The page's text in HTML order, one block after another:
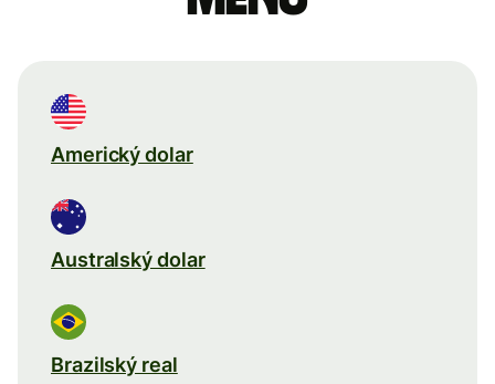
Americký dolar
Australský dolar
Brazilský real